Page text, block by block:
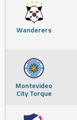
Wanderers
Montevideo
City Torque